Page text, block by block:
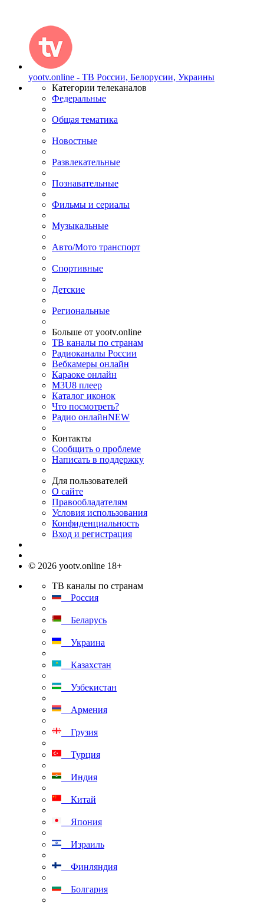
yootv.online - ТВ России, Белорусии, Украины
Категории телеканалов
Федеральные
Общая тематика
Новостные
Развлекательные
Познавательные
Фильмы и сериалы
Музыкальные
Авто/Мото транспорт
Спортивные
Детские
Региональные
Больше от yootv.online
ТВ каналы по странам
Радиоканалы России
Вебкамеры онлайн
Караоке онлайн
M3U8 плеер
Каталог иконок
Что посмотреть?
Радио онлайнNEW
Контакты
Сообщить о проблеме
Написать в поддержку
Для пользователей
О сайте
Правообладателям
Условия использования
Конфиденциальность
Вход и регистрация
© 2026 yootv.online 18+
ТВ каналы по странам
Россия
Беларусь
Украина
Казахстан
Узбекистан
Армения
Грузия
Турция
Индия
Китай
Япония
Израиль
Финляндия
Болгария